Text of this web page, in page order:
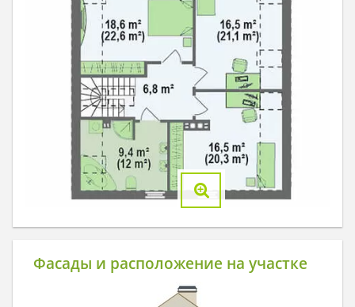
Фасады и расположение на участке